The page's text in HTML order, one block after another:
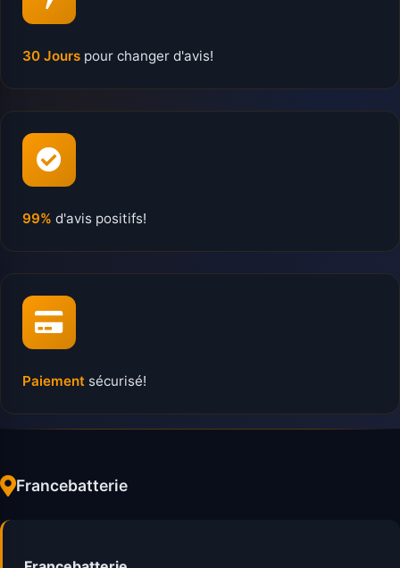
30 Jours pour changer d'avis!
99% d'avis positifs!
Paiement sécurisé!
Francebatterie